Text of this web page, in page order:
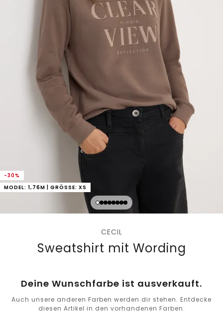
-30%
MODEL: 1,76M | GRÖSSE: XS
CECIL
Sweatshirt mit Wording
Deine Wunschfarbe ist ausverkauft.
Auch unsere anderen Farben werden dir stehen. Entdecke
diesen Artikel in den vorhandenen Farben.